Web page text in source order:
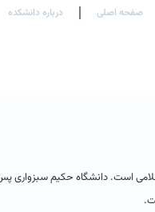
صفحه اصلی درباره دانشکده
است. دانشگاه حکیم سبزواری